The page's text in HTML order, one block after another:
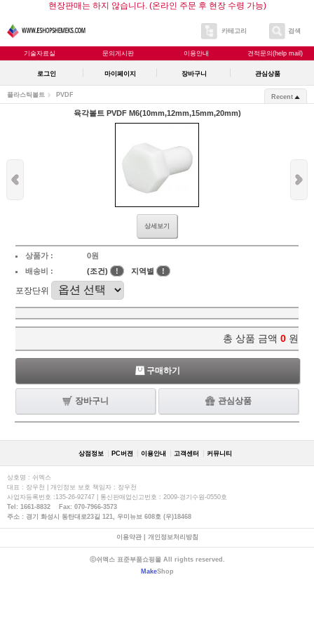
현장판매는 하지 않습니다. (온라인 주문 후 현장 수령 가능)
카테고리 검색
기술자료실 문의게시판 이용안내 견적문의(help mail)
로그인 마이페이지 장바구니 관심상품
플라스틱볼트 PVDF Recent
육각볼트 PVDF M6(10mm,12mm,15mm,20mm)
상세보기
상품가 :
0원
배송비 :
(조건) ! 지역별 !
포장단위
총 상품 금액 0 원
구매하기
장바구니 관심상품
상점정보 PC버젼 이용안내 고객센터 커뮤니티
상호명 : 쉬멕스
대표 : 장우천 | 개인정보 보호 책임자 : 장우천
사업자등록번호 :135-26-92747 | 통신판매업신고번호 : 2009-경기수원-0550호
Tel: 1661-8832 Fax: 070-7966-3573
주소 : 경기 화성시 동탄대로23길 121, 우미뉴브 608호 (우)18468
이용약관| 개인정보처리방침
ⓒ쉬멕스 표준부품쇼핑몰 All rights reserved.
MakeShop